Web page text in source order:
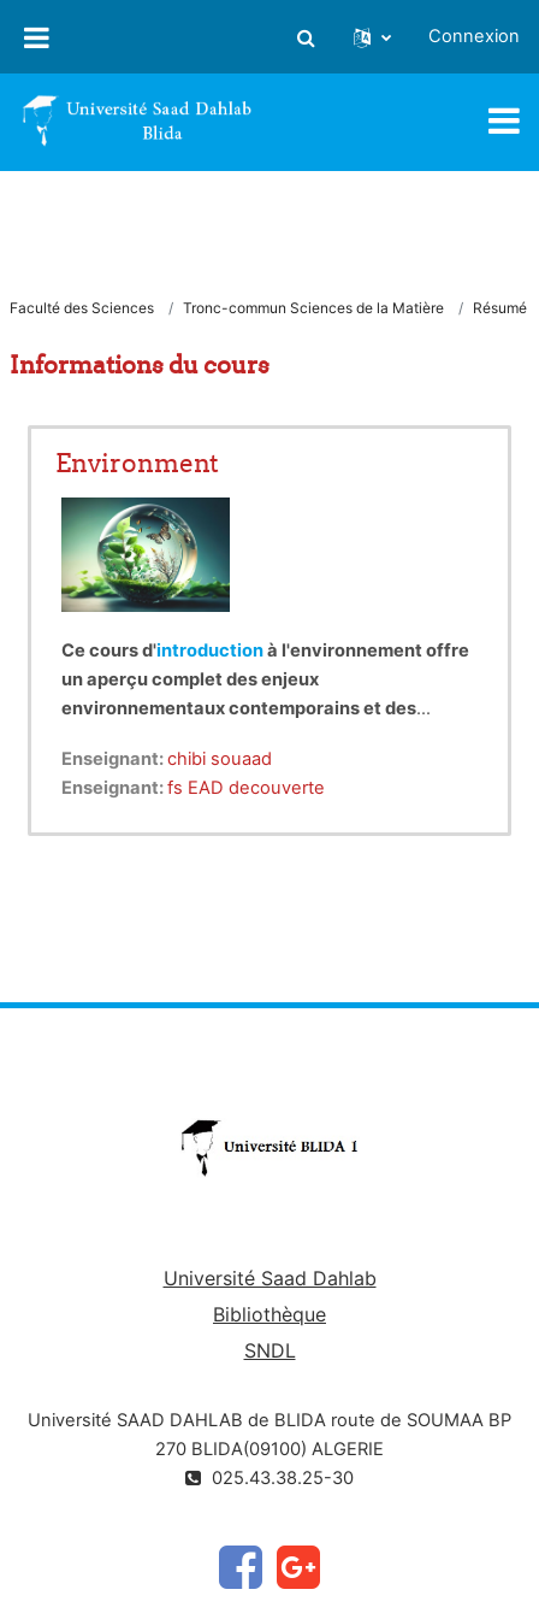
Activer/désactiver la saisie
Connexion
Faculté des Sciences Tronc-commun Sciences de la Matière Résumé
Informations du cours
Environment
Ce cours d'introductionà l'environnement offre
un aperçu complet des enjeux
environnementaux contemporains et des
examine les interactions complexes entre
l'homme, la société et la planète, ainsi que les
Enseignant:chibi souaad
Enseignant:fs EAD decouverte
Université Saad Dahlab
Bibliothèque
SNDL
Université SAAD DAHLAB de BLIDA route de SOUMAA BP
270 BLIDA(09100) ALGERIE
025.43.38.25-30